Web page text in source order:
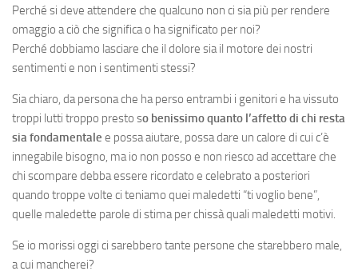
Perché si deve attendere che qualcuno non ci sia più per rendere
omaggio a ciò che significa o ha significato per noi?
Perché dobbiamo lasciare che il dolore sia il motore dei nostri
sentimenti e non i sentimenti stessi?
Sia chiaro, da persona che ha perso entrambi i genitori e ha vissuto
troppi lutti troppo presto so benissimo quanto l’affetto di chi resta
sia fondamentale e possa aiutare, possa dare un calore di cui c’è
innegabile bisogno, ma io non posso e non riesco ad accettare che
chi scompare debba essere ricordato e celebrato a posteriori
quando troppe volte ci teniamo quei maledetti “ti voglio bene”,
quelle maledette parole di stima per chissà quali maledetti motivi.
Se io morissi oggi ci sarebbero tante persone che starebbero male,
a cui mancherei?